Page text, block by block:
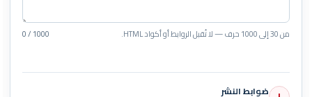
من 30 إلى 1000 حرف — لا تُقبل الروابط أو أكواد HTML. 0 / 1000
ضوابط النشر